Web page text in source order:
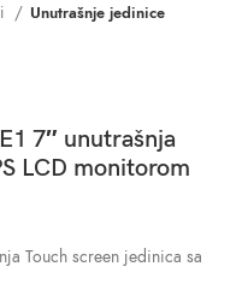
Unutrašnje jedinice
7″ unutrašnja
LCD monitorom
Touch screen jedinica sa